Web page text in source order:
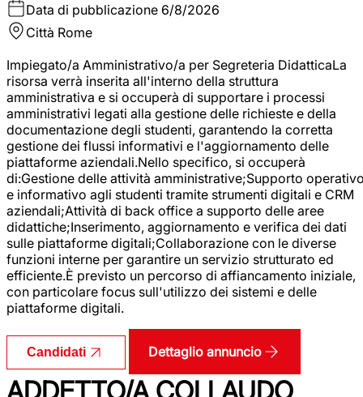
Data di pubblicazione 6/8/2026
Città Rome
Impiegato/a Amministrativo/a per Segreteria DidatticaLa
risorsa verrà inserita all'interno della struttura
amministrativa e si occuperà di supportare i processi
amministrativi legati alla gestione delle richieste e della
documentazione degli studenti, garantendo la corretta
gestione dei flussi informativi e l'aggiornamento delle
piattaforme aziendali.Nello specifico, si occuperà
di:Gestione delle attività amministrative;Supporto
e informativo agli studenti tramite strumenti digitali e CRM
aziendali;Attività di back office a supporto delle aree
didattiche;Inserimento, aggiornamento e verifica dei dati
sulle piattaforme digitali;Collaborazione con le diverse
funzioni interne per garantire un servizio strutturato ed
efficiente.È previsto un percorso di affiancamento iniziale,
con particolare focus sull'utilizzo dei sistemi e delle
piattaforme digitali.
Candidati Dettaglio annuncio
ADDETTO/A COLLAUDO